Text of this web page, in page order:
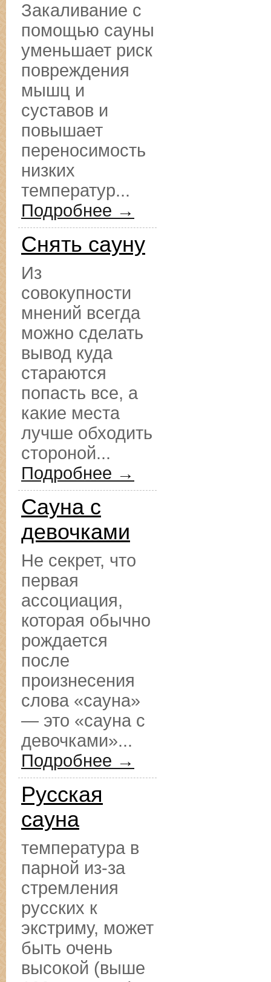
Закаливание с
помощью сауны
уменьшает риск
повреждения
мышц и
суставов и
повышает
переносимость
низких
температур...
Подробнее →
Снять сауну
Из
совокупности
мнений всегда
можно сделать
вывод куда
стараются
попасть все, а
какие места
лучше обходить
стороной...
Подробнее →
Сауна с
девочками
Не секрет, что
первая
ассоциация,
которая обычно
рождается
после
произнесения
слова «сауна»
— это «сауна с
девочками»...
Подробнее →
Русская
сауна
температура в
парной из-за
стремления
русских к
экстриму, может
быть очень
высокой (выше